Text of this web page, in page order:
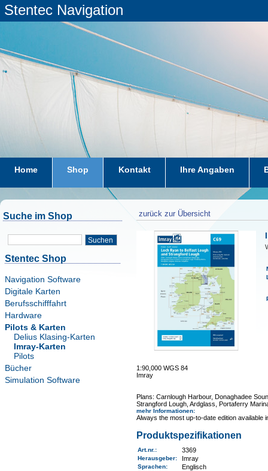
Stentec Navigation
Home Shop Kontakt Ihre Angaben
Suche im Shop
Suchen
Stentec Shop
Navigation Software
Digitale Karten
Berufsschifffahrt
Hardware
Pilots & Karten
Delius Klasing-Karten
Imray-Karten
Pilots
Bücher
Simulation Software
zurück zur Übersicht
1:90,000 WGS 84
Imray
Plans: Carnlough Harbour, Donaghadee
Strangford Lough, Ardglass, Portaferry
mehr Informationen:
Always the most up-to-date edition
Produktspezifikationen
Art.nr. : 3369
Herausgeber: Imray
Sprachen: Englisch